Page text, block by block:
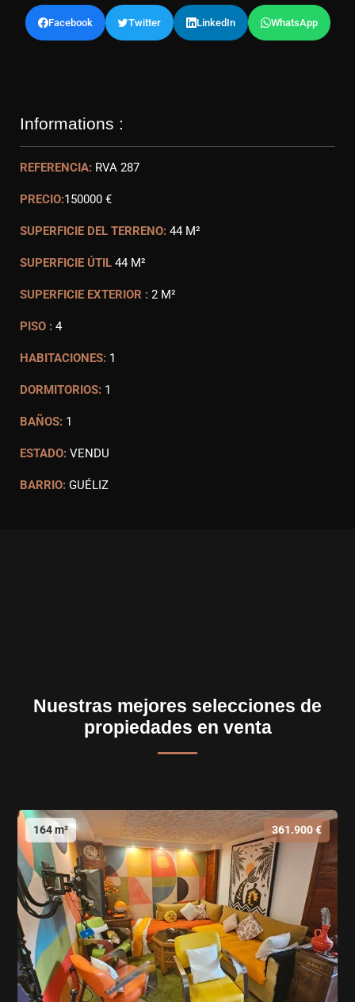
Facebook Twitter LinkedIn WhatsApp
Informations :
REFERENCIA: RVA 287
PRECIO:150000 €
SUPERFICIE DEL TERRENO: 44 M²
SUPERFICIE ÚTIL 44 M²
SUPERFICIE EXTERIOR : 2 M²
PISO : 4
HABITACIONES: 1
DORMITORIOS: 1
BAÑOS: 1
ESTADO: VENDU
BARRIO: GUÉLIZ
Nuestras mejores selecciones de
propiedades en venta
164 m² 361.900 €